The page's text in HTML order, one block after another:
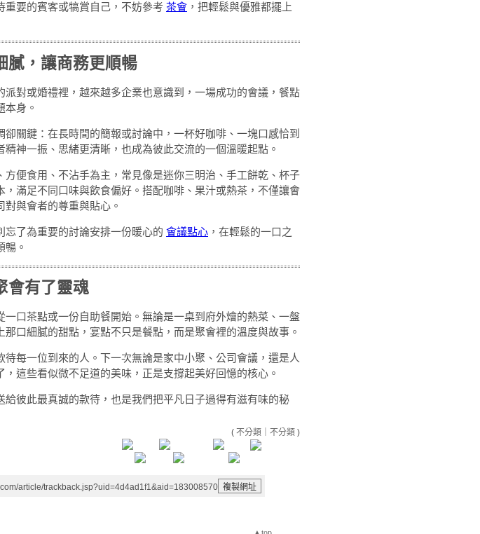
重要的賓客或犒賞自己，不妨參考 茶會 ，把輕鬆與優雅都擺上
膩，讓商務更順暢
派對或婚禮裡，越來越多企業也意識到，一場成功的會議，餐點
本身。
關鍵：在長時間的簡報或討論中，一杯好咖啡、一塊口感恰到
神一振、思緒更清晰，也成為彼此交流的一個溫暖起點。
方便食用、不沾手為主，常見像是迷你三明治、手工餅乾、杯子
，滿足不同口味與飲食偏好。搭配咖啡、果汁或熱茶，不僅讓會
與會者的尊重與貼心。
忘了為重要的討論安排一份暖心的 會議點心 ，在輕鬆的一口之
暢。
會有了靈魂
一口茶點或一份自助餐開始。無論是一桌到府外燴的熱菜、一盤
那口細膩的甜點，宴點不只是餐點，而是聚會裡的溫度與故事。
待每一位到來的人。下一次無論是家中小聚、公司會議，還是人
，這些看似微不足道的美味，正是支撐起美好回憶的核心。
給彼此最真誠的款待，也是我們把平凡日子過得有滋有味的秘
( 不分類 不分類 )
article/trackback.jsp?uid=4d4ad1f1&aid=183008570